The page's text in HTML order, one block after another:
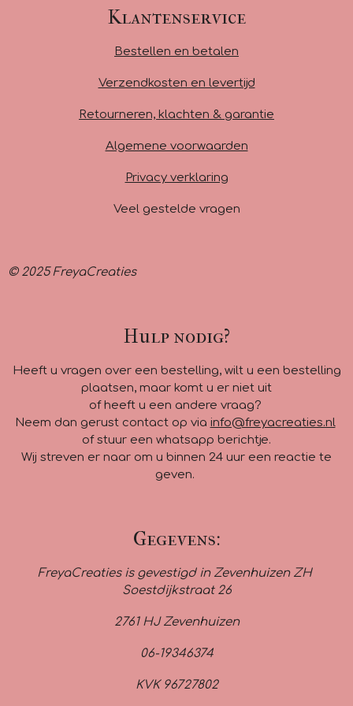
c
e
o
k
s
t
g
a
a
t
A
p
Klantenservice
Bestellen en betalen
Verzendkosten en levertijd
Retourneren, klachten & garantie
Algemene voorwaarden
Privacy verklaring
Veel gestelde vragen
© 2025 FreyaCreaties
Hulp nodig?
Heeft u vragen over een bestelling, wilt u een bestelling
plaatsen, maar komt u er niet uit
of heeft u een andere vraag?
Neem dan gerust contact op via info@freyacreaties.nl
of stuur een whatsapp berichtje.
Wij streven er naar om u binnen 24 uur een reactie te
geven.
Gegevens:
FreyaCreaties is gevestigd in Zevenhuizen ZH
Soestdijkstraat 26
2761 HJ Zevenhuizen
06-19346374
KVK 96727802